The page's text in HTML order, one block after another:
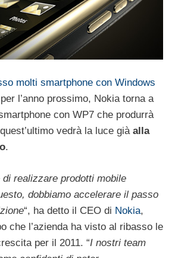
molti smartphone con Windows
per l’anno prossimo, Nokia torna a
con WP7 che produrrà
vedrà la luce già alla
.
di realizzare prodotti mobile
dobbiamo accelerare il passo
“, ha detto il CEO di Nokia,
che l’azienda ha visto al ribasso le
per il 2011. “I nostri team